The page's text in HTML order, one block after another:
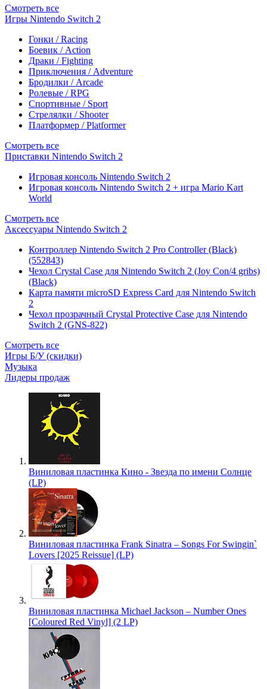
Смотреть все
Игры Nintendo Switch 2
Гонки / Racing
Боевик / Action
Драки / Fighting
Приключения / Adventure
Бродилки / Arcade
Ролевые / RPG
Спортивные / Sport
Стрелялки / Shooter
Платформер / Platformer
Смотреть все
Приставки Nintendo Switch 2
Игровая консоль Nintendo Switch 2
Игровая консоль Nintendo Switch 2 + игра Mario Kart
World
Смотреть все
Аксессуары Nintendo Switch 2
Контроллер Nintendo Switch 2 Pro Controller (Black)
(552843)
Чехол Сrystal Сase для Nintendo Switch 2 (Joy Con/4 gribs)
(Black)
Карта памяти microSD Express Card для Nintendo Switch
2
Чехол прозрачный Crystal Protective Case для Nintendo
Switch 2 (GNS-822)
Смотреть все
Игры Б/У (скидки)
Музыка
Лидеры продаж
Виниловая пластинка Кино - Звезда по имени Солнце
(LP)
Виниловая пластинка Frank Sinatra – Songs For Swingin`
Lovers [2025 Reissue] (LP)
Виниловая пластинка Michael Jackson – Number Ones
[Coloured Red Vinyl] (2 LP)